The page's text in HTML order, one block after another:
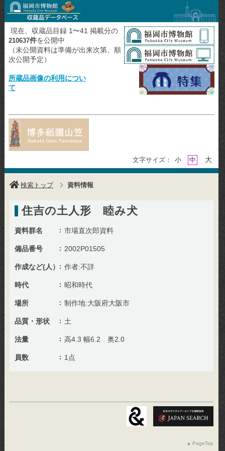
現在、収蔵品目録 1〜41 掲載分の
210637件を公開中
（未公開資料は準備が出来次第、順
次公開予定）
所蔵品画像の利用につい
て
文字サイズ： 小 中 大
検索トップ 資料情報
住吉の土人形 睦み犬
資料群名 市場直次郎資料
備品番号 2002P01505
作成など(人） 作者:不詳
時代 昭和時代
場所 制作地:大阪府大阪市
品質・形状 土
法量 高4.3 幅6.2 奥2.0
員数 1点
PageTop